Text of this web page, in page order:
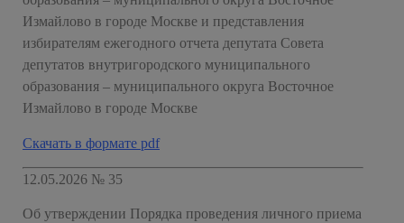
Измайлово в городе Москве и представления
избирателям ежегодного отчета депутата Совета
депутатов внутригородского муниципального
образования – муниципального округа Восточное
Измайлово в городе Москве
Скачать в формате pdf
12.05.2026 № 35
Об утверждении Порядка проведения личного приема